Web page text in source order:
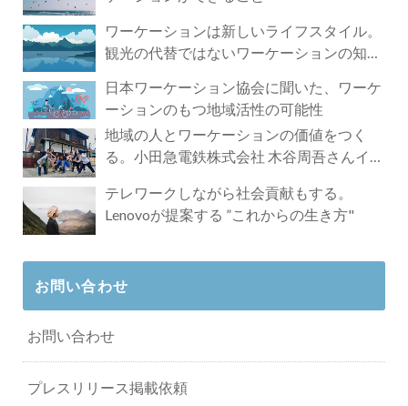
ワーケーションは新しいライフスタイル。
観光の代替ではないワーケーションの知ら
日本ワーケーション協会に聞いた、ワーケ
ーションのもつ地域活性の可能性
地域の人とワーケーションの価値をつく
る。小田急電鉄株式会社 木谷周吾さんイン
テレワークしながら社会貢献もする。
Lenovoが提案する ”これからの生き方"
お問い合わせ
お問い合わせ
プレスリリース掲載依頼